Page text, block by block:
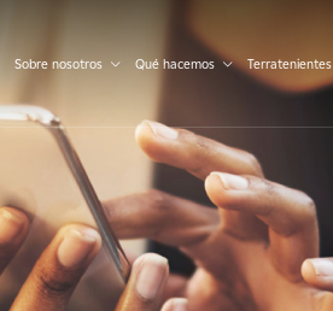
Sobre nosotros Qué hacemos Terratenientes